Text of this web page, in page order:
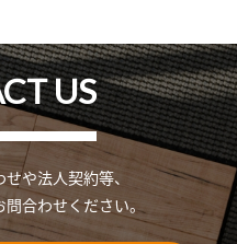
US
や法人契約等、
合わせください。